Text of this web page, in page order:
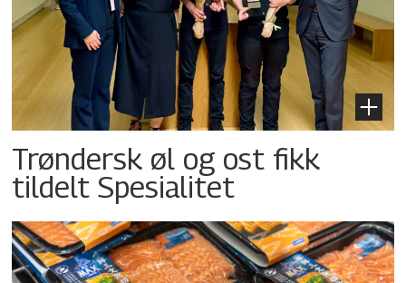
Trøndersk øl og ost fikk
tildelt Spesialitet